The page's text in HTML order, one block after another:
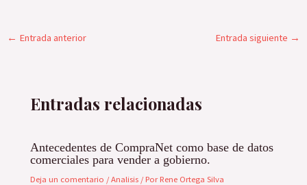
← Entrada anterior Entrada siguiente →
Entradas relacionadas
Antecedentes de CompraNet como base de datos
comerciales para vender a gobierno.
Deja un comentario /Analisis / PorRene Ortega Silva